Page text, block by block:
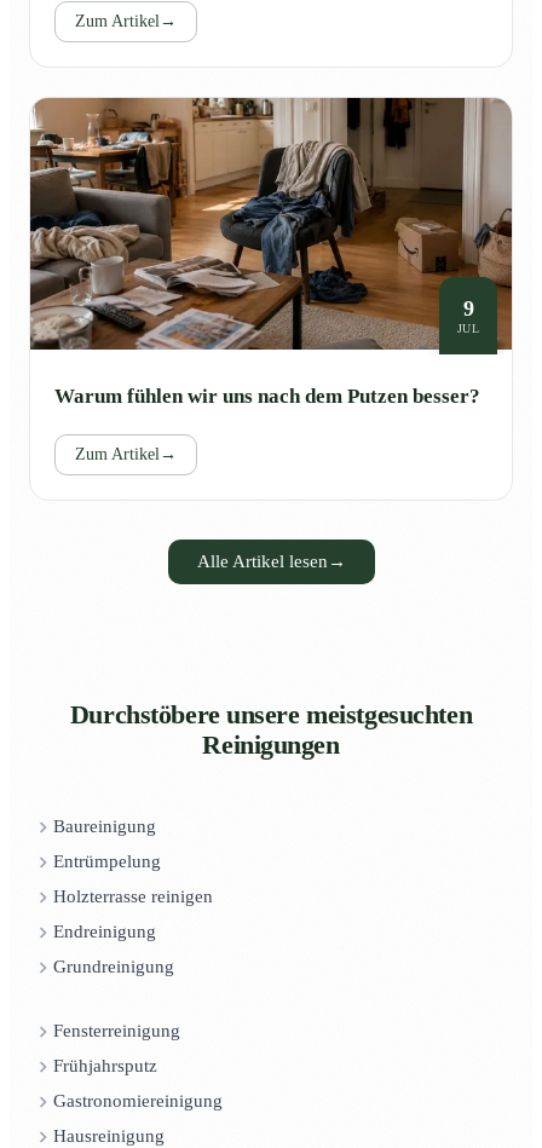
Zum Artikel→
9
JUL
Warum fühlen wir uns nach dem Putzen besser?
Zum Artikel→
Alle Artikel lesen →
Durchstöbere unsere meistgesuchten
Reinigungen
Baureinigung
Entrümpelung
Holzterrasse reinigen
Endreinigung
Grundreinigung
Fensterreinigung
Frühjahrsputz
Gastronomiereinigung
Hausreinigung